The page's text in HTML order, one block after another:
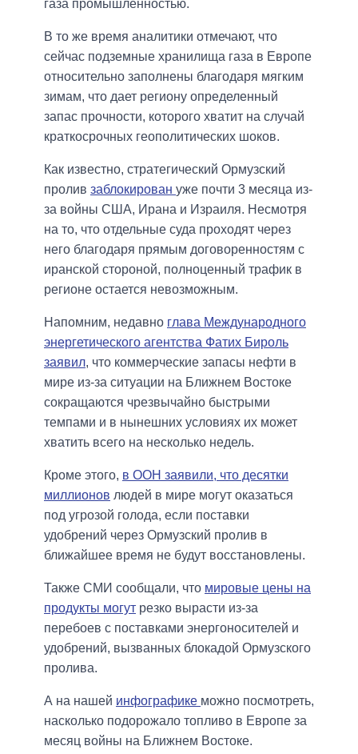
газа промышленностью.
В то же время аналитики отмечают, что
сейчас подземные хранилища газа в Европе
относительно заполнены благодаря мягким
зимам, что дает региону определенный
запас прочности, которого хватит на случай
краткосрочных геополитических шоков.
Как известно, стратегический Ормузский
пролив заблокирован уже почти 3 месяца из-
за войны США, Ирана и Израиля. Несмотря
на то, что отдельные суда проходят через
него благодаря прямым договоренностям с
иранской стороной, полноценный трафик в
регионе остается невозможным.
Напомним, недавно глава Международного
энергетического агентства Фатих Бироль
заявил, что коммерческие запасы нефти в
мире из-за ситуации на Ближнем Востоке
сокращаются чрезвычайно быстрыми
темпами и в нынешних условиях их может
хватить всего на несколько недель.
Кроме этого, в ООН заявили, что десятки
миллионов людей в мире могут оказаться
под угрозой голода, если поставки
удобрений через Ормузский пролив в
ближайшее время не будут восстановлены.
Также СМИ сообщали, что мировые цены на
продукты могут резко вырасти из-за
перебоев с поставками энергоносителей и
удобрений, вызванных блокадой Ормузского
пролива.
А на нашей инфографике можно посмотреть,
насколько подорожало топливо в Европе за
месяц войны на Ближнем Востоке.